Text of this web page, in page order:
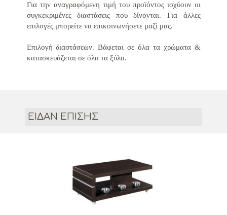
Για την αναγραφόμενη τιμή του προϊόντος ισχύουν οι
συγκεκριμένες διαστάσεις που δίνονται. Για άλλες
επιλογές μπορείτε να επικοινωνήσετε μαζί μας.
Επιλογή διαστάσεων. Βάφεται σε όλα τα χρώματα &
κατασκευάζεται σε όλα τα ξύλα.
ΕΙΔΑΝ ΕΠΙΣΗΣ